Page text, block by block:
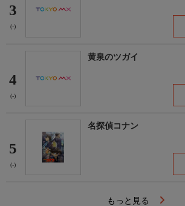
3
(-)
4
(-)
黄泉のツガイ
5
(-)
名探偵コナン
もっと見る